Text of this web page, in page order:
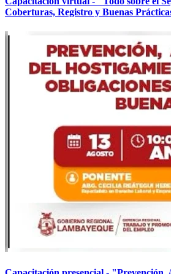
Coberturas, Registro y Buenas